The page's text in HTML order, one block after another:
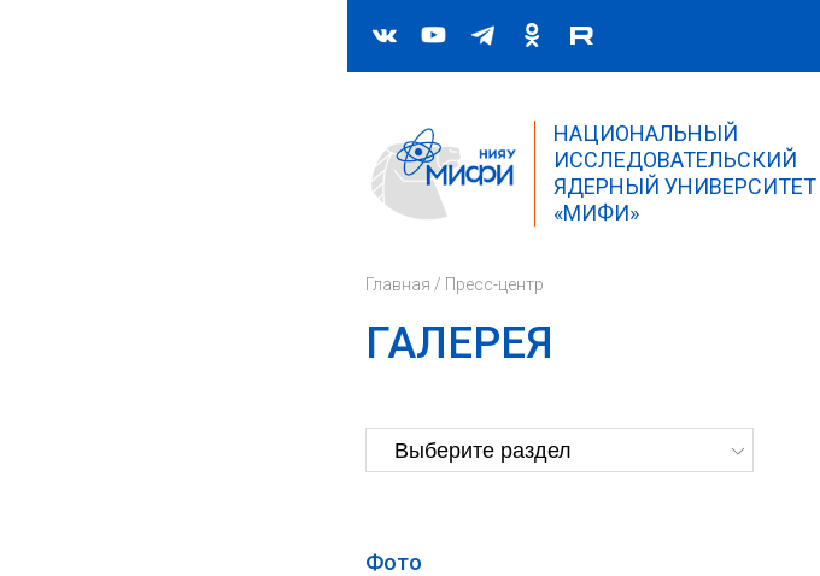
НАЦИОНАЛЬНЫЙ
ИССЛЕДОВАТЕЛЬСКИЙ
ЯДЕРНЫЙ УНИВЕРСИТЕТ
«МИФИ»
Главная / Пресс-центр
ГАЛЕРЕЯ
Фото